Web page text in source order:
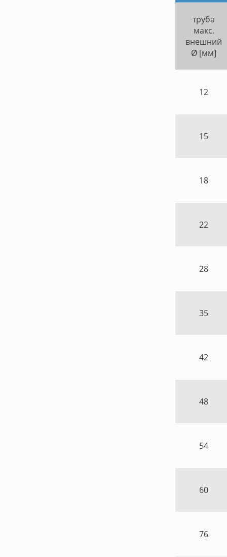
труба
макс.
внешний
Ø [мм]
12
15
18
22
28
35
42
48
54
60
76